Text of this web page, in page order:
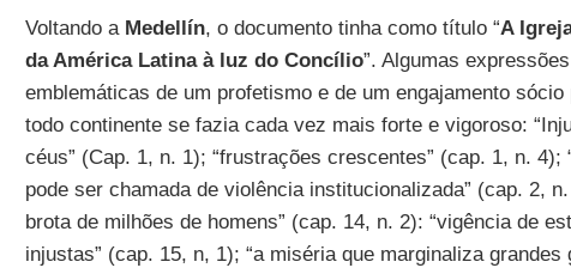
Voltando a Medellín, o documento tinha como título “A
da América Latina à luz do Concílio”. Algumas
emblemáticas de um profetismo e de um engajamento
todo continente se fazia cada vez mais forte e vigoroso:
céus” (Cap. 1, n. 1); “frustrações crescentes” (cap. 1, n. 4);
pode ser chamada de violência institucionalizada” (cap. 2,
brota de milhões de homens” (cap. 14, n. 2): “vigência de
injustas” (cap. 15, n, 1); “a miséria que marginaliza grandes